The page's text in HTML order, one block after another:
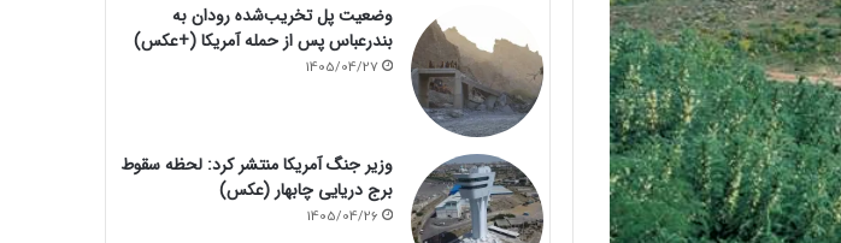
وضعیت پل تخریب‌شده رودان به
بندرعباس پس از حمله آمریکا (+عکس)
1405/04/27
وزیر جنگ آمریکا منتشر کرد: لحظه سقوط
برج دریایی چابهار (عکس)
1405/04/26